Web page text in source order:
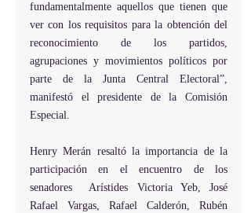
fundamentalmente aquellos que tienen que
ver con los requisitos para la obtención del
reconocimiento de los partidos,
agrupaciones y movimientos políticos por
parte de la Junta Central Electoral”,
manifestó el presidente de la Comisión
Especial.
Henry Merán resaltó la importancia de la
participación en el encuentro de los
senadores  Arístides Victoria Yeb, José
Rafael Vargas, Rafael Calderón, Rubén